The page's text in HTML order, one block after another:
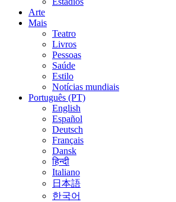
Arte
Mais
Teatro
Livros
Pessoas
Saúde
Estilo
Notícias mundiais
Português (PT)
English
Español
Deutsch
Français
Dansk
हिन्दी
Italiano
日本語
한국어